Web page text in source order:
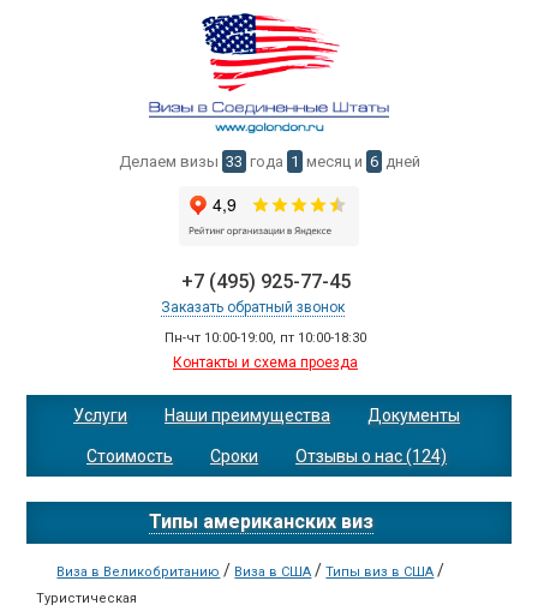
Делаем визы 33 года 1 месяц и 6 дней
+7 (495) 925-77-45
Заказать обратный звонок
Пн-чт 10:00-19:00, пт 10:00-18:30
Контакты и схема проезда
Услуги Наши преимущества Документы
Стоимость Сроки Отзывы о нас (124)
Типы американских виз
Виза в Великобританию / Виза в США /Типы виз в США /
Туристическая